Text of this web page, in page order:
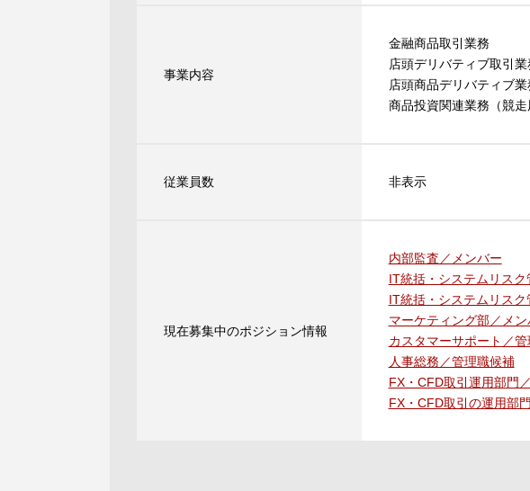
事業内容
金融商品取引業務
店頭デリバティブ取引
店頭商品デリバティブ業
商品投資関連業務（競走
従業員数 非表示
現在募集中のポジション情報
内部監査／メンバー
IT統括・システムリス
IT統括・システムリス
マーケティング部／メン
カスタマーサポート／
人事総務／管理職候補
FX・CFD取引運用部門
FX・CFD取引の運用部